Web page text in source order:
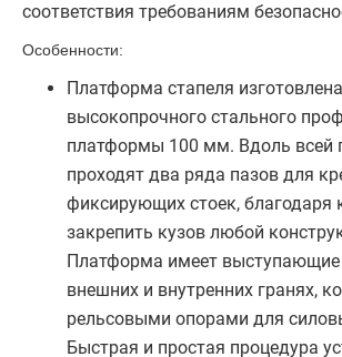
соответствия требованиям
Особенности:
Платформа стапеля
высокопрочного стального
платформы 100 мм. Вдоль всей
проходят два ряда пазов для
фиксирующих стоек,
закрепить кузов любой
Платформа имеет
внешних и внутренних гранях,
рельсовыми опорами для
Быстрая и простая процедура